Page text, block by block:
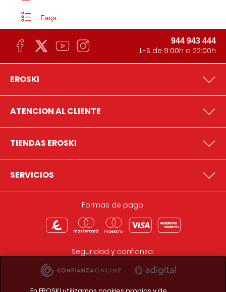
Faqs
944 943 444
L-S de 9:00h a 22:00h
EROSKI
ATENCION AL CLIENTE
TIENDAS EROSKI
SERVICIOS
Formas de pago:
Seguridad y confianza: